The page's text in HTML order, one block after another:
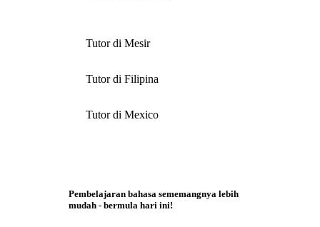
Tutor di Mesir
Tutor di Filipina
Tutor di Mexico
Pembelajaran bahasa sememangnya lebih
mudah - bermula hari ini!